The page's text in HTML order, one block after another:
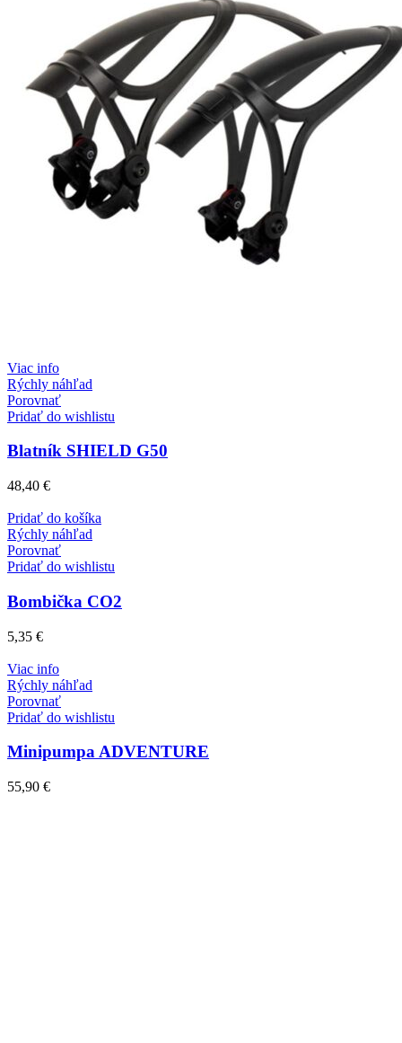
Viac info
Rýchly náhľad
Porovnať
Pridať do wishlistu
Blatník SHIELD G50
48,40 €
Pridať do košíka
Rýchly náhľad
Porovnať
Pridať do wishlistu
Bombička CO2
5,35 €
Viac info
Rýchly náhľad
Porovnať
Pridať do wishlistu
Minipumpa ADVENTURE
55,90 €